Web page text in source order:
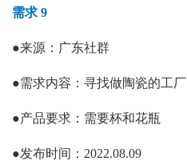
需求 9
●来源： 广东社群
●需求内容： 寻找做陶瓷的工厂
●产品要求： 需要杯和花瓶
●发布时间： 2022.08.09